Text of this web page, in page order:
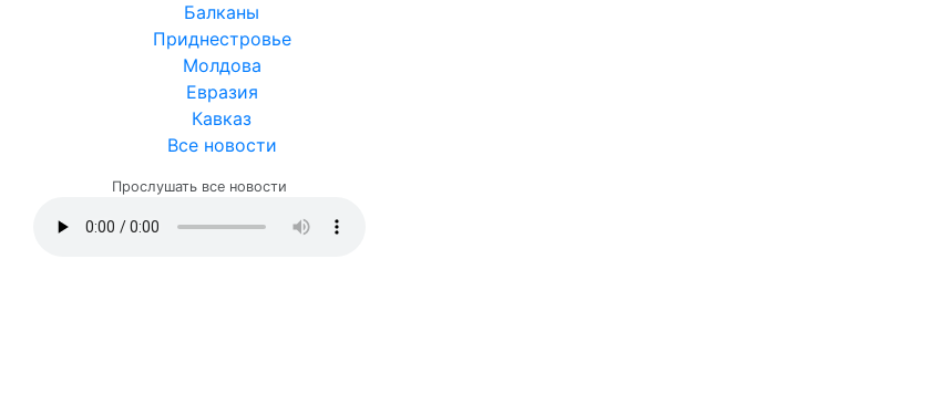
Балканы
Приднестровье
Молдова
Евразия
Кавказ
Все новости
Прослушать все новости